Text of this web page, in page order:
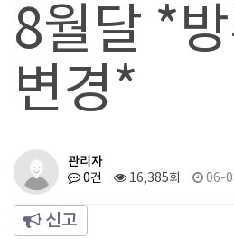
8월달 *
변경*
관리자
0건 16,385회 06-
신고